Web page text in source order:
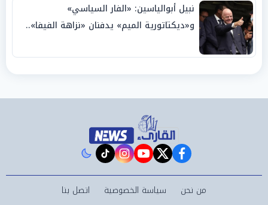
نبيل أبوالياسين: «الفار السياسي»
و«ديكتاتورية الميم» يدفنان «نزاهة الفيفا»..
facebook
twitter
youtube
instagram
tiktok
من نحن سياسة الخصوصية اتصل بنا